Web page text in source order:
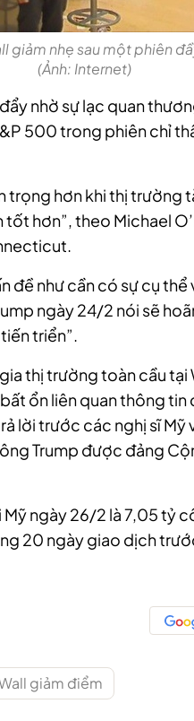
giảm nhẹ sau một phiên
(Ảnh: Internet)
nhờ sự lạc quan
500 trong phiên chỉ
trọng hơn khi thị trường
hơn”, theo Michael
đề như cần có sự cụ
ngày 24/2 nói sẽ
triển”.
thị trường toàn cầu tại
ổn liên quan thông tin
lời trước các nghị sĩ Mỹ
Trump được đảng
ngày 26/2 là 7,05 tỷ
20 ngày giao dịch
giảm điểm